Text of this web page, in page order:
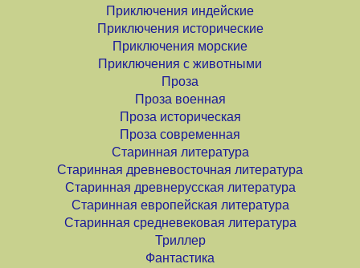
Приключения индейские
Приключения исторические
Приключения морские
Приключения с животными
Проза
Проза военная
Проза историческая
Проза современная
Старинная литература
Старинная древневосточная литература
Старинная древнерусская литература
Старинная европейская литература
Старинная средневековая литература
Триллер
Фантастика